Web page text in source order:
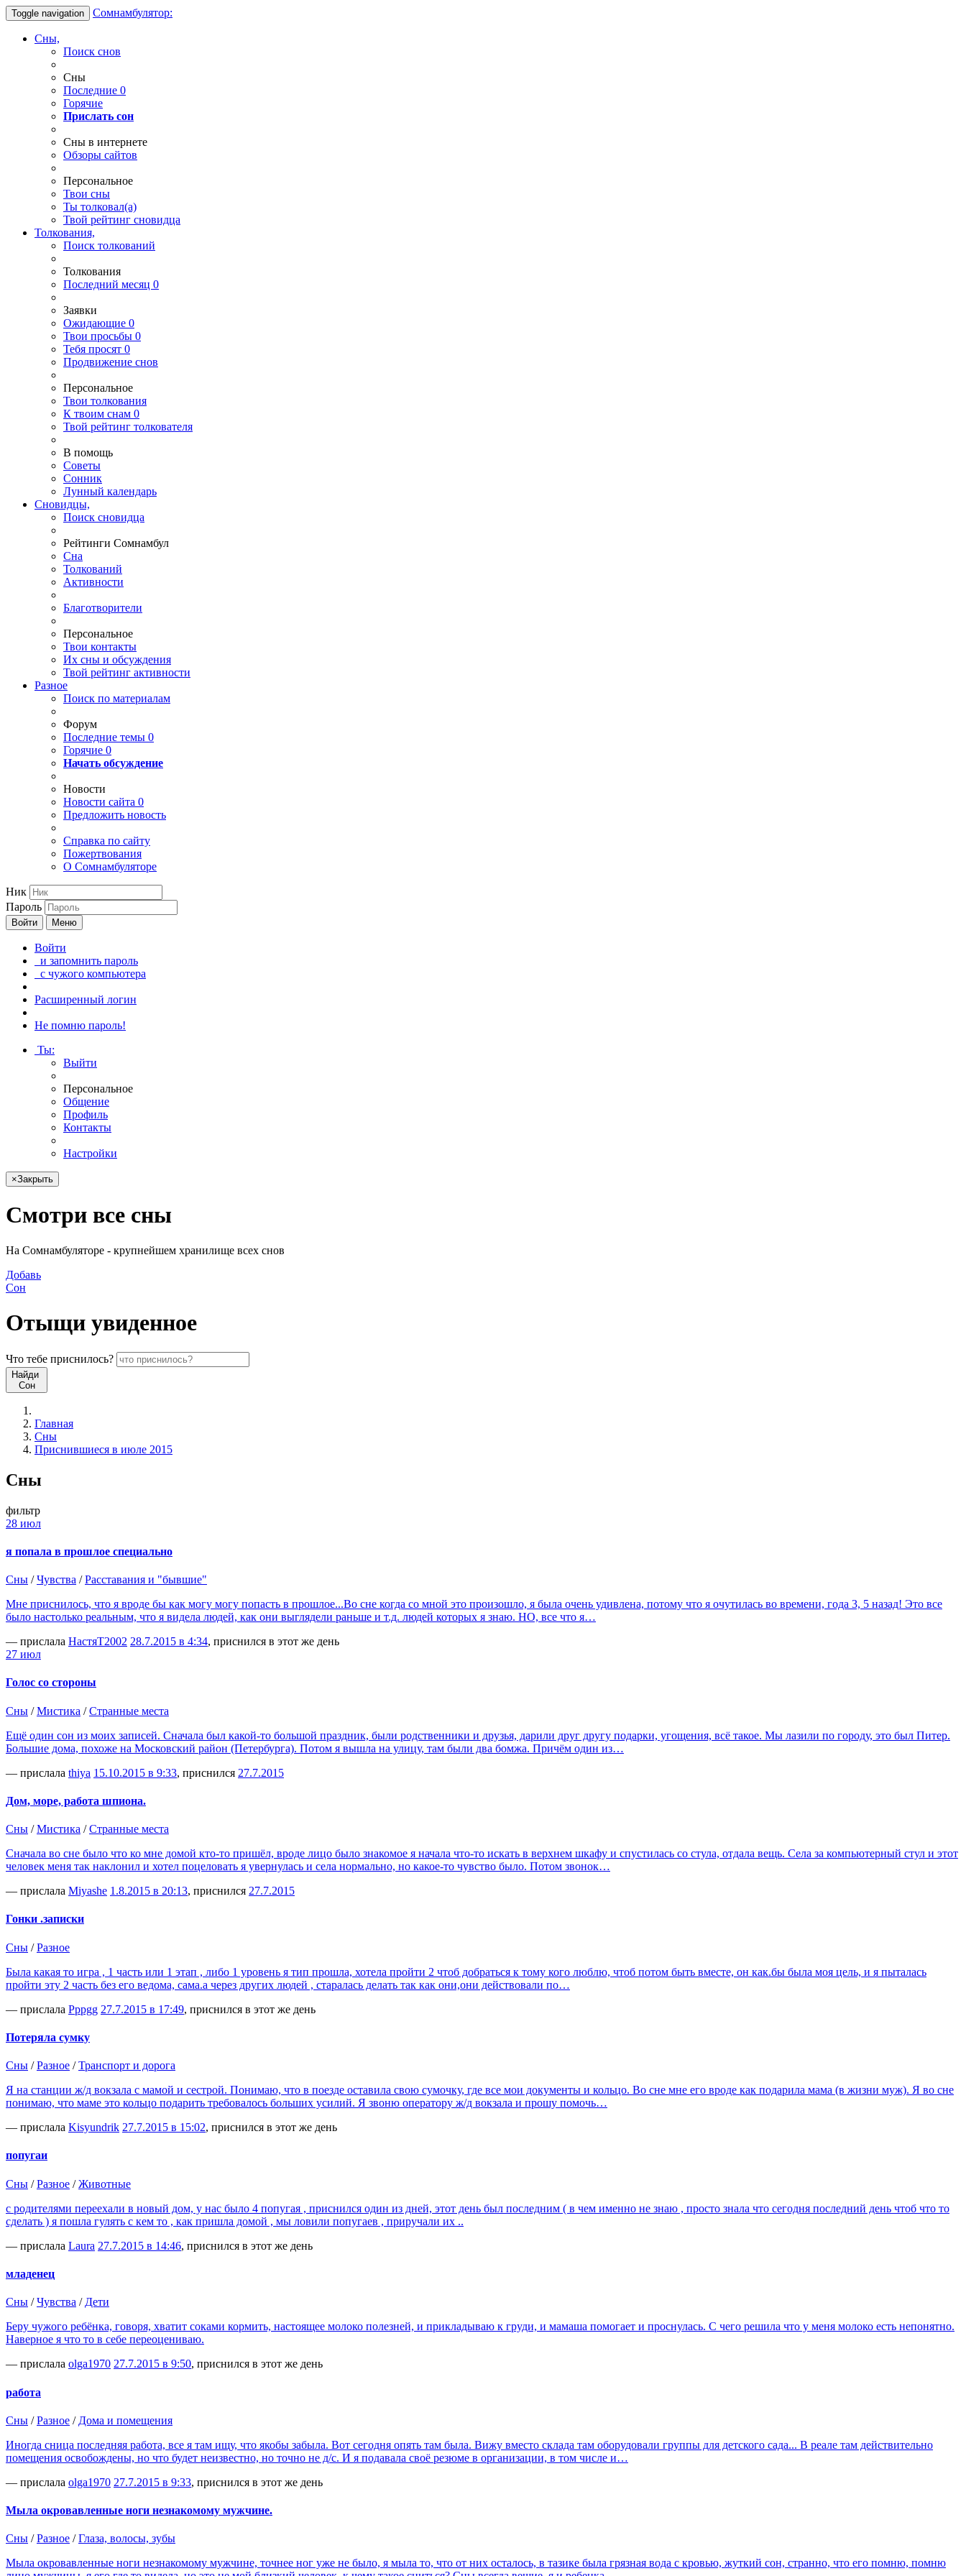
Toggle navigation Сомнамбулятор:
Сны,
Поиск снов
Сны
Последние 0
Горячие
Прислать сон
Сны в интернете
Обзоры сайтов
Персональное
Твои сны
Ты толковал(а)
Твой рейтинг сновидца
Толкования,
Поиск толкований
Толкования
Последний месяц 0
Заявки
Ожидающие 0
Твои просьбы 0
Тебя просят 0
Продвижение снов
Персональное
Твои толкования
К твоим снам 0
Твой рейтинг толкователя
В помощь
Советы
Сонник
Лунный календарь
Сновидцы,
Поиск сновидца
Рейтинги Сомнамбул
Сна
Толкований
Активности
Благотворители
Персональное
Твои контакты
Их сны и обсуждения
Твой рейтинг активности
Разное
Поиск по материалам
Форум
Последние темы 0
Горячие 0
Начать обсуждение
Новости
Новости сайта 0
Предложить новость
Справка по сайту
Пожертвования
О Сомнамбуляторе
Ник
Пароль
Войти Меню
Войти
и запомнить пароль
с чужого компьютера
Расширенный логин
Не помню пароль!
Ты:
Выйти
Персональное
Общение
Профиль
Контакты
Настройки
×Закрыть
Смотри все сны
На Сомнамбуляторе - крупнейшем хранилище всех снов
Добавь
Сон
Отыщи увиденное
Что тебе приснилось?
Найди
Сон
Главная
Сны
Приснившиеся в июле 2015
Сны
фильтр
28 июл
я попала в прошлое специально
Сны /Чувства /Расставания и "бывшие"
Мне приснилось, что я вроде бы как могу могу попасть в прошлое...Во сне когда со мной это произошло, я была очень удивлена, потому что я очутилась во времени, года 3, 5 назад! Это все
было настолько реальным, что я видела людей, как они выглядели раньше и т.д. людей которых я знаю. НО, все что я…
— прислала НастяТ2002 28.7.2015 в 4:34, приснился в этот же день
27 июл
Голос со стороны
Сны /Мистика /Странные места
Ещё один сон из моих записей. Сначала был какой-то большой праздник, были родственники и друзья, дарили друг другу подарки, угощения, всё такое. Мы лазили по городу, это был Питер.
Большие дома, похоже на Московский район (Петербурга). Потом я вышла на улицу, там были два бомжа. Причём один из…
— прислала thiya 15.10.2015 в 9:33, приснился 27.7.2015
Дом, море, работа шпиона.
Сны /Мистика /Странные места
Сначала во сне было что ко мне домой кто-то пришёл, вроде лицо было знакомое я начала что-то искать в верхнем шкафу и спустилась со стула, отдала вещь. Села за компьютерный стул и этот
человек меня так наклонил и хотел поцеловать я увернулась и села нормально, но какое-то чувство было. Потом звонок…
— прислала Miyashe 1.8.2015 в 20:13, приснился 27.7.2015
Гонки .записки
Сны /Разное
Была какая то игра , 1 часть или 1 этап , либо 1 уровень я тип прошла, хотела пройти 2 чтоб добраться к тому кого люблю, чтоб потом быть вместе, он как.бы была моя цель, и я пыталась
пройти эту 2 часть без его ведома, сама.а через других людей , старалась делать так как они,они действовали по…
— прислала Рррgg 27.7.2015 в 17:49, приснился в этот же день
Потеряла сумку
Сны /Разное /Транспорт и дорога
Я на станции ж/д вокзала с мамой и сестрой. Понимаю, что в поезде оставила свою сумочку, где все мои документы и кольцо. Во сне мне его вроде как подарила мама (в жизни муж). Я во сне
понимаю, что маме это кольцо подарить требовалось больших усилий. Я звоню оператору ж/д вокзала и прошу помочь…
— прислала Kisyundrik 27.7.2015 в 15:02, приснился в этот же день
попугаи
Сны /Разное /Животные
с родителями переехали в новый дом, у нас было 4 попугая , приснился один из дней, этот день был последним ( в чем именно не знаю , просто знала что сегодня последний день чтоб что то
сделать ) я пошла гулять с кем то , как пришла домой , мы ловили попугаев , приручали их ..
— прислала Laura 27.7.2015 в 14:46, приснился в этот же день
младенец
Сны /Чувства / Дети
Беру чужого ребёнка, говоря, хватит соками кормить, настоящее молоко полезней, и прикладываю к груди, и мамаша помогает и проснулась. С чего решила что у меня молоко есть непонятно.
Наверное я что то в себе переоцениваю.
— прислала olga1970 27.7.2015 в 9:50, приснился в этот же день
работа
Сны /Разное / Дома и помещения
Иногда сница последняя работа, все я там ищу, что якобы забыла. Вот сегодня опять там была. Вижу вместо склада там оборудовали группы для детского сада... В реале там действительно
помещения освобождены, но что будет неизвестно, но точно не д/с. И я подавала своё резюме в организации, в том числе и…
— прислала olga1970 27.7.2015 в 9:33, приснился в этот же день
Мыла окровавленные ноги незнакомому мужчине.
Сны /Разное /Глаза, волосы, зубы
Мыла окровавленные ноги незнакомому мужчине, точнее ног уже не было, я мыла то, что от них осталось, в тазике была грязная вода с кровью, жуткий сон, странно, что его помню, помню